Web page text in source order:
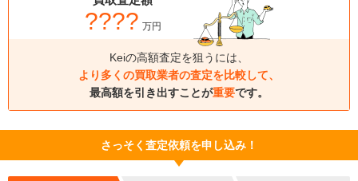
???? 万円
Keiの高額査定を狙うには、
より多くの買取業者の査定を比較して、
最高額を引き出すことが重要です。
さっそく査定依頼を申し込み！